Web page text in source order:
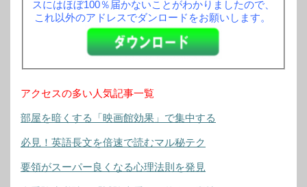
スにはほぼ100％届かないことがわかりましたので、
これ以外のアドレスでダンロードをお願いします。
アクセスの多い人気記事一覧
部屋を暗くする「映画館効果」で集中する
必見！英語長文を倍速で読むマル秘テク
要領がスーパー良くなる心理法則を発見